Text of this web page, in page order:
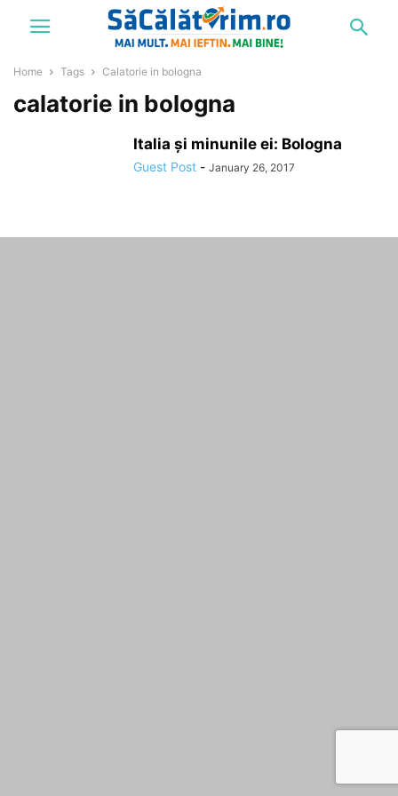
Home Tags Calatorie in bologna
calatorie in bologna
Italia și minunile ei: Bologna
Guest Post - January 26, 2017